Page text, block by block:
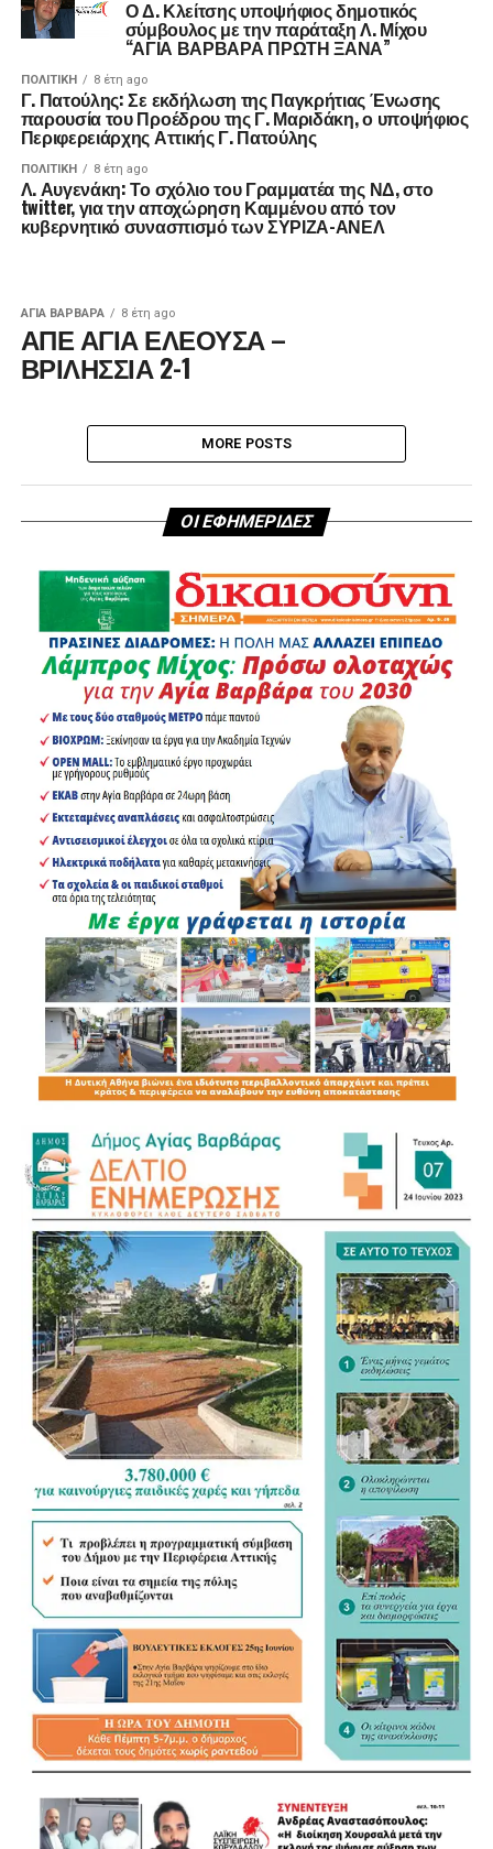
Ο Δ. Κλείτσης υποψήφιος δημοτικός
σύμβουλος με την παράταξη Λ. Μίχου
“ΑΓΙΑ ΒΑΡΒΑΡΑ ΠΡΩΤΗ ΞΑΝΑ”
ΠΟΛΙΤΙΚΉ 8 έτη ago
Γ. Πατούλης: Σε εκδήλωση της Παγκρήτιας Ένωσης
παρουσία του Προέδρου της Γ. Μαριδάκη, ο υποψήφιος
Περιφερειάρχης Αττικής Γ. Πατούλης
ΠΟΛΙΤΙΚΉ 8 έτη ago
Λ. Αυγενάκη: Το σχόλιο του Γραμματέα της ΝΔ, στο
twitter, για την αποχώρηση Καμμένου από τον
κυβερνητικό συνασπισμό των ΣΥΡΙΖΑ-ΑΝΕΛ
ΑΓΙΑ ΒΑΡΒΑΡΑ 8 έτη ago
ΑΠΕ ΑΓΙΑ ΕΛΕΟΥΣΑ –
ΒΡΙΛΗΣΣΙΑ 2-1
MORE POSTS
ΟΙ ΕΦΗΜΕΡΙΔΕΣ